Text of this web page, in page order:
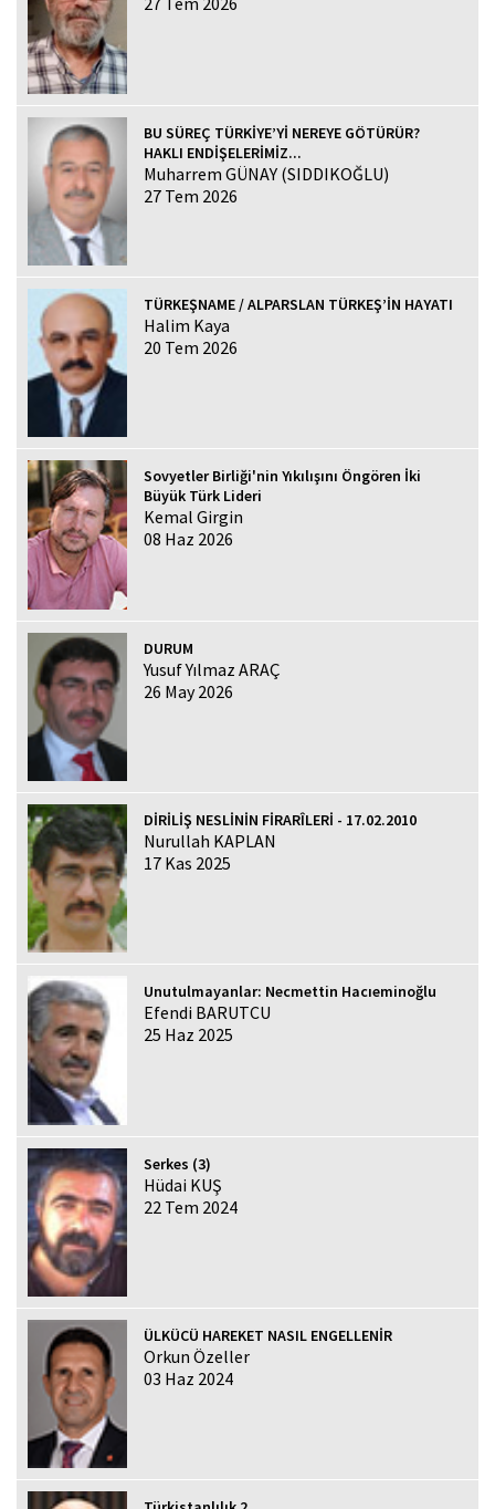
BU SÜREÇ TÜRKİYE’Yİ NEREYE GÖTÜRÜR?
HAKLI ENDİŞELERİMİZ...
Muharrem GÜNAY (SIDDIKOĞLU)
27 Tem 2026
TÜRKEŞNAME / ALPARSLAN TÜRKEŞ’İN HAYATI
Halim Kaya
20 Tem 2026
Sovyetler Birliği'nin Yıkılışını Öngören İki
Büyük Türk Lideri
Kemal Girgin
08 Haz 2026
DURUM
Yusuf Yılmaz ARAÇ
26 May 2026
DİRİLİŞ NESLİNİN FİRARÎLERİ - 17.02.2010
Nurullah KAPLAN
17 Kas 2025
Unutulmayanlar: Necmettin Hacıeminoğlu
Efendi BARUTCU
25 Haz 2025
Serkes (3)
Hüdai KUŞ
22 Tem 2024
ÜLKÜCÜ HAREKET NASIL ENGELLENİR
Orkun Özeller
03 Haz 2024